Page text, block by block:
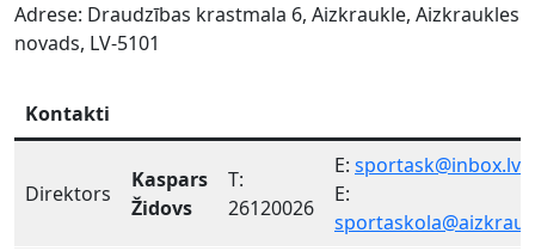
Adrese: Draudzības krastmala 6, Aizkraukle, Aizkraukles
novads, LV-5101
Kontakti
Direktors
Kaspars
Židovs
T:
26120026
E: sportask@inbox.lv
E: